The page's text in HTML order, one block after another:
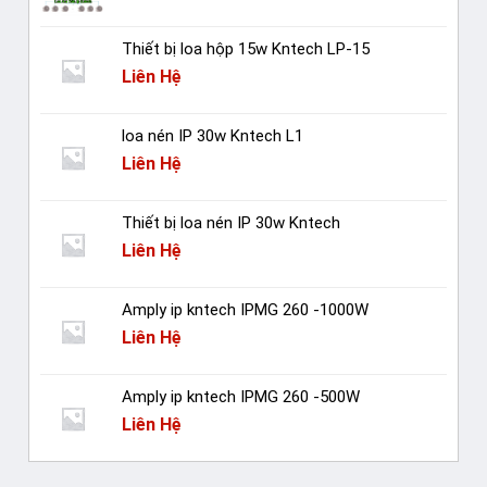
Thiết bị loa hộp 15w Kntech LP-15
Liên Hệ
loa nén IP 30w Kntech L1
Liên Hệ
Thiết bị loa nén IP 30w Kntech
Liên Hệ
Amply ip kntech IPMG 260 -1000W
Liên Hệ
Amply ip kntech IPMG 260 -500W
Liên Hệ